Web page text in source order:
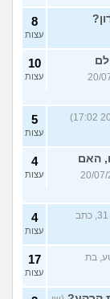
8
עצות
כתב ב-20/07/26
10
עצות
5
עצות
האם
בן 44, כתב ב-20/07/26
4
עצות
(אלכס, בן 31, כתב
4
עצות
בת
17
עצות